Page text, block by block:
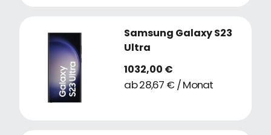
Samsung Galaxy S23
Ultra
1032,00 €
ab 28,67 € / Monat